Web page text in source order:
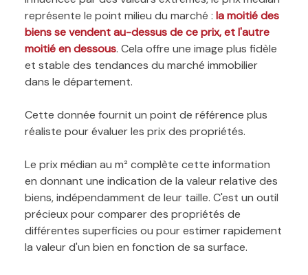
représente le point milieu du marché : la moitié des
biens se vendent au-dessus de ce prix, et l'autre
moitié en dessous. Cela offre une image plus fidèle
et stable des tendances du marché immobilier
dans le département.
Cette donnée fournit un point de référence plus
réaliste pour évaluer les prix des propriétés.
Le prix médian au m² complète cette information
en donnant une indication de la valeur relative des
biens, indépendamment de leur taille. C'est un outil
précieux pour comparer des propriétés de
différentes superficies ou pour estimer rapidement
la valeur d'un bien en fonction de sa surface.